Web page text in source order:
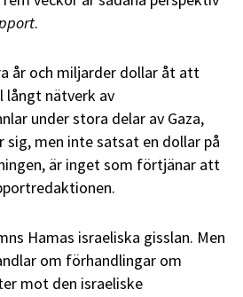
.
år och miljarder dollar åt att
långt nätverk av
under stora delar av Gaza,
sig, men inte satsat en dollar på
är inget som förtjänar att
Hamas israeliska gisslan. Men
om förhandlingar om
mot den israeliske